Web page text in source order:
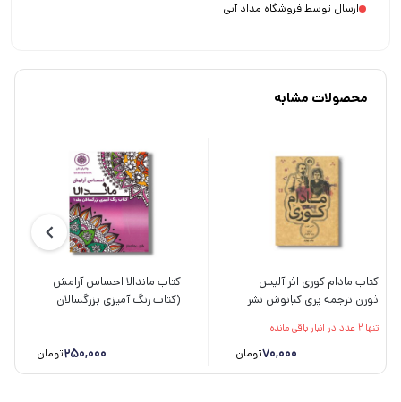
ارسال توسط فروشگاه مداد آبی
محصولات مشابه
کتاب مادام کوری اثر آلیس
ثورن ترجمه پری کیانوش نشر
تنها 2 عدد در انبار باقی مانده
70,000تومان
کتاب ماندالا احساس آرامش
(کتاب رنگ آمیزی بزرگسالان
250,000تومان